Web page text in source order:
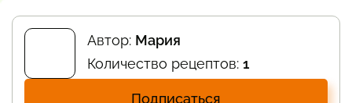
Автор: Мария
Количество рецептов: 1
Подписаться